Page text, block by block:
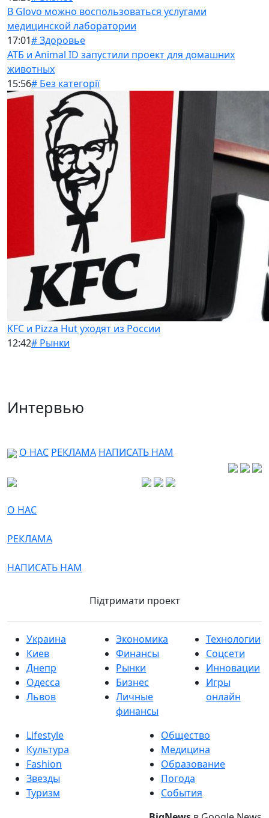
В Glovo можно воспользоваться услугами
медицинской лаборатории
17:01# Здоровье
АТБ и Animal ID запустили проект для домашних
животных
15:56# Без категорії
KFC и Pizza Hut уходят из России
12:42# Рынки
Интервью
О НАС РЕКЛАМА НАПИСАТЬ НАМ
О НАС
РЕКЛАМА
НАПИСАТЬ НАМ
Підтримати проект
Украина
Киев
Днепр
Одесса
Львов
Экономика
Финансы
Рынки
Бизнес
Личные
финансы
Технологии
Соцсети
Инновации
Игры
онлайн
Lifestyle
Культура
Fashion
Звезды
Туризм
Общество
Медицина
Образование
Погода
События